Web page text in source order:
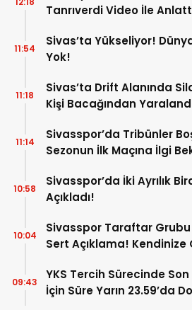
Tanrıverdi Video İle
Sivas’ta Yükseliyor!
Yok!
11:54
Sivas’ta Drift Alanında
Kişi Bacağından
11:18
Sivasspor’da Tribünler
Sezonun İlk Maçına İlgi
11:14
Sivasspor’da İki Ayrılık
Açıkladı!
10:58
Sivasspor Taraftar Grubu
Sert Açıklama! Kendinize
10:04
YKS Tercih Sürecinde
İçin Süre Yarın 23.59’da
09:43